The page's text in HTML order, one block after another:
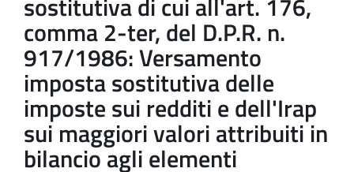
comma 2-ter, del D.P.R. n.
917/1986: Versamento
imposta sostitutiva delle
imposte sui redditi e dell'Irap
sui maggiori valori attribuiti in
bilancio agli elementi